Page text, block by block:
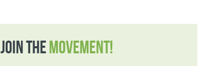
JOIN THE MOVEMENT!